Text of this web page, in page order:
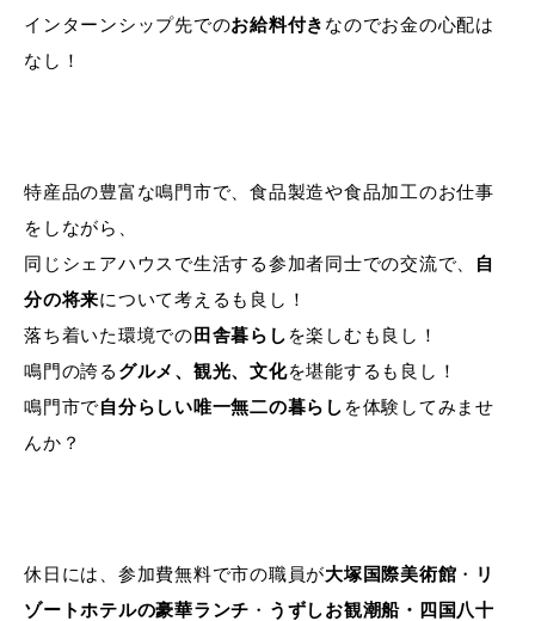
インターンシップ先でのお給料付き なのでお金の心配は
なし！
特産品の豊富な鳴門市で、食品製造や食品加工のお仕事
をしながら、
同じシェアハウスで生活する参加者同士での交流で、
自
分の将来について考えるも良し！
落ち着いた環境での 田舎暮らし を楽しむも良し！
鳴門の誇る グルメ、観光、文化を堪能するも良し！
鳴門市で自分らしい唯一無二の暮らし を体験してみませ
んか？
休日には、参加費無料で市の職員が大塚国際美術館 ・ リ
ゾートホテルの豪華ランチ ・ うずしお観潮船・四国八十